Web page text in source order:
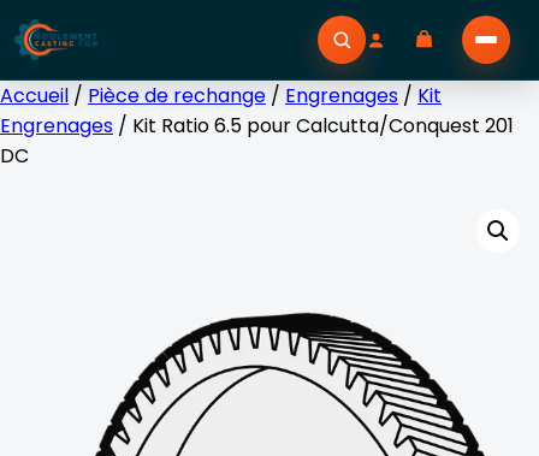
Accueil / Pièce de rechange / Engrenages / Kit
Engrenages / Kit Ratio 6.5 pour Calcutta/Conquest 201
DC